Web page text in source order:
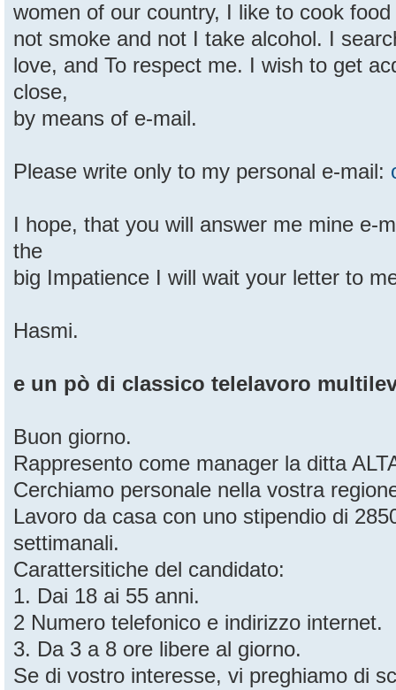
women of our country, I like to cook
not smoke and not I take alcohol. I
love, and To respect me. I wish to get
close,
by means of e-mail.
Please write only to my personal e-mail:
I hope, that you will answer me mine e-
the
big Impatience I will wait your letter to
Hasmi.
e un pò di classico telelavoro
Buon giorno.
Rappresento come manager la ditta
Cerchiamo personale nella vostra
Lavoro da casa con uno stipendio di
settimanali.
Carattersitiche del candidato:
1. Dai 18 ai 55 anni.
2 Numero telefonico e indirizzo internet.
3. Da 3 a 8 ore libere al giorno.
Se di vostro interesse, vi preghiamo di